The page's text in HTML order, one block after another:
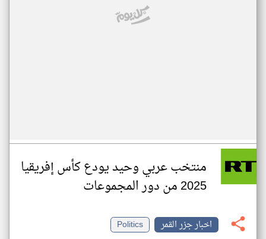
منتخب عربي وحيد يودع كأس إفريقيا
2025 من دور المجموعات
اخبار جزر القمر
Politics